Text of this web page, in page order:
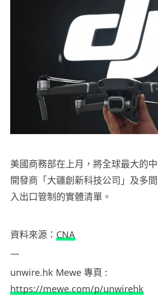
美國商務部在上月，將全球最大的
開發商「大疆創新科技公司」及多
入出口管制的實體清單。
資料來源： CNA
—
unwire.hk Mewe 專頁 :
https://mewe.com/p/unwirehk